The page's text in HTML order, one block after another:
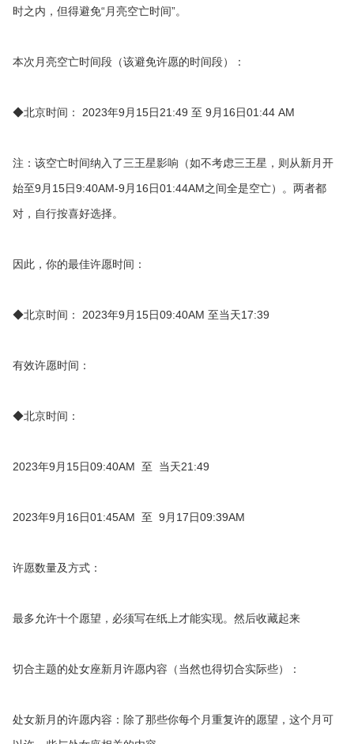
时之内，但得避免“月亮空亡时间”。
本次月亮空亡时间段（该避免许愿的时间段）：
◆北京时间： 2023年9月15日21:49 至 9月16日01:44 AM
注：该空亡时间纳入了三王星影响（如不考虑三王星，则从新月开
始至9月15日9:40AM-9月16日01:44AM之间全是空亡）。两者都
对，自行按喜好选择。
因此，你的最佳许愿时间：
◆北京时间： 2023年9月15日09:40AM 至当天17:39
有效许愿时间：
◆北京时间：
2023年9月15日09:40AM 至 当天21:49
2023年9月16日01:45AM 至 9月17日09:39AM
许愿数量及方式：
最多允许十个愿望，必须写在纸上才能实现。然后收藏起来
切合主题的处女座新月许愿内容（当然也得切合实际些）：
处女新月的许愿内容：除了那些你每个月重复许的愿望，这个月可